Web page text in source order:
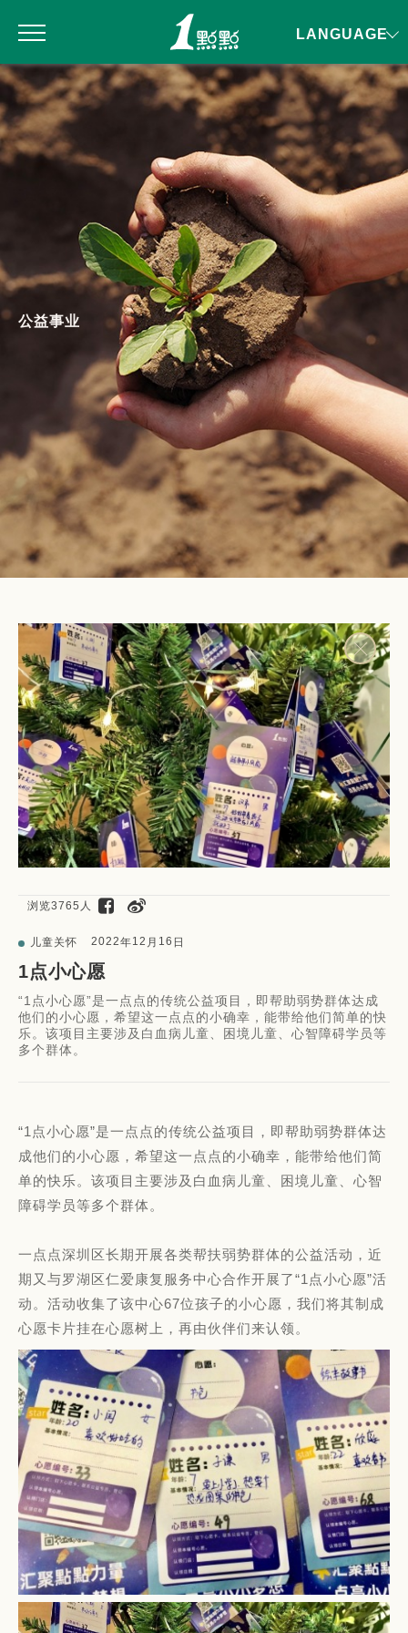
公益事业
儿童关怀 2022年12 月 16 日
浏览3765人
1点小心愿
“1点小心愿”是一点点的传统公益项目，即帮助弱势群体达成
他们的小心愿，希望这一点点的小确幸，能带给他们简单的快
乐。该项目主要涉及白血病儿童、困境儿童、心智障碍学员等
多个群体。
“1点小心愿”是一点点的传统公益项目，即帮助弱势群体达
成他们的小心愿，希望这一点点的小确幸，能带给他们简
单的快乐。该项目主要涉及白血病儿童、困境儿童、心智
障碍学员等多个群体。
一点点深圳区长期开展各类帮扶弱势群体的公益活动，近
期又与罗湖区仁爱康复服务中心合作开展了“1点小心愿”活
动。活动收集了该中心67位孩子的小心愿，我们将其制成
心愿卡片挂在心愿树上，再由伙伴们来认领。
LANGUAGE